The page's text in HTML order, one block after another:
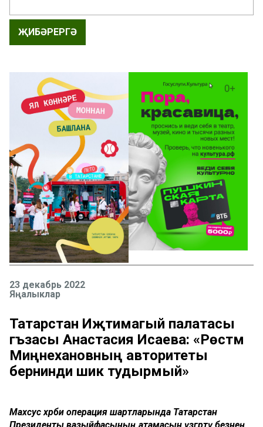
ҖИБӘРЕРГӘ
23 декабрь 2022
Яңалыклар
Татарстан Иҗтимагый палатасы
әгъзасы Анастасия Исаева: «Рөстәм
Миңнехановның авторитеты
бернинди шик тудырмый»
Махсус хәрби операция шартларында Татарстан
Президенты вазыйфасының атамасын үзгәртү безнең